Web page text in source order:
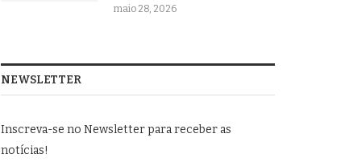
maio 28, 2026
NEWSLETTER
Inscreva-se no Newsletter para receber as
notícias!